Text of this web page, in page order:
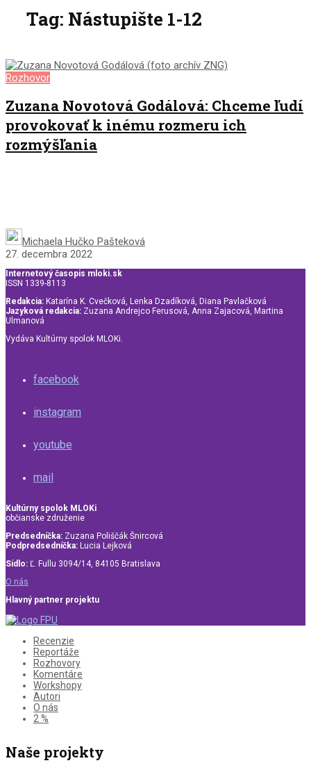
Tag: Nástupište 1-12
Rozhovor
Zuzana Novotová Godálová: Chceme ľudí
provokovať k inému rozmeru ich
rozmýšľania
Michaela Hučko Pašteková
27. decembra 2022
Internetový časopis mloki.sk
ISSN 1339-8113
Redakcia: Katarína K. Cvečková, Lenka Dzadíková, Diana Pavlačková
Jazyková redakcia: Zuzana Andrejco Ferusová, Anna Zajacová, Martina
Ulmanová
Vydáva Kultúrny spolok MLOKi.
facebook
instagram
youtube
mail
Kultúrny spolok MLOKi
občianske združenie
Predsedníčka: Zuzana Poliščák Šnircová
Podpredsedníčka: Lucia Lejková
Sídlo: Ľ. Fullu 3094/14, 84105 Bratislava
O nás
Hlavný partner projektu
Recenzie
Reportáže
Rozhovory
Komentáre
Workshopy
Autori
O nás
2 %
Naše projekty